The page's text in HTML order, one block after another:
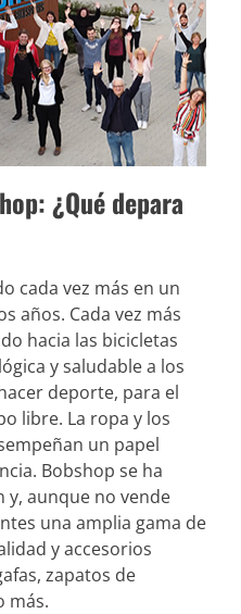
¿Qué depara
cada vez más en un
años. Cada vez más
hacia las bicicletas
y saludable a los
deporte, para el
libre. La ropa y los
un papel
Bobshop se ha
y, aunque no vende
una amplia gama de
y accesorios
zapatos de
más.